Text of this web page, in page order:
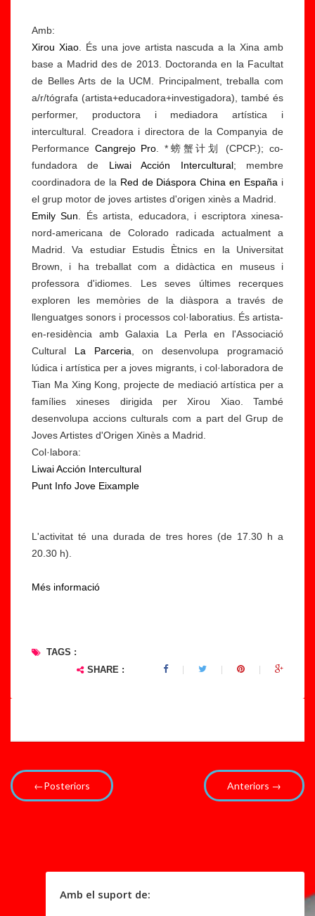
Amb:
Xirou Xiao. És una jove artista nascuda a la Xina amb
base a Madrid des de 2013. Doctoranda en la Facultat
de Belles Arts de la UCM. Principalment, treballa com
a/r/tógrafa (artista+educadora+investigadora), també és
performer, productora i mediadora artística i
intercultural. Creadora i directora de la Companyia de
Performance Cangrejo Pro . *螃蟹计划 (CPCP.); co-
fundadora de Liwai Acción Intercultural; membre
coordinadora de la Red de Diáspora China en España i
el grup motor de joves artistes d'origen xinès a Madrid.
Emily Sun . És artista, educadora, i escriptora xinesa-
nord-americana de Colorado radicada actualment a
Madrid. Va estudiar Estudis Ètnics en la Universitat
Brown, i ha treballat com a didàctica en museus i
professora d'idiomes. Les seves últimes recerques
exploren les memòries de la diàspora a través de
llenguatges sonors i processos col·laboratius. És artista-
en-residència amb Galaxia La Perla en l'Associació
Cultural La Parceria , on desenvolupa programació
lúdica i artística per a joves migrants, i col·laboradora de
Tian Ma Xing Kong, projecte de mediació artística per a
famílies xineses dirigida per Xirou Xiao. També
desenvolupa accions culturals com a part del Grup de
Joves Artistes d'Origen Xinès a Madrid.
Col·labora:
Liwai Acción Intercultural
Punt Info Jove Eixample
L'activitat té una durada de tres hores (de 17.30 h a
20.30 h).
Més informació
TAGS :
SHARE :
←Posteriors Anteriors →
Amb el suport de: